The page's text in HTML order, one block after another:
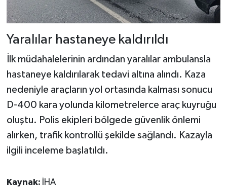
Yaralılar hastaneye kaldırıldı
İlk müdahalelerinin ardından yaralılar ambulansla
hastaneye kaldırılarak tedavi altına alındı. Kaza
nedeniyle araçların yol ortasında kalması sonucu
D-400 kara yolunda kilometrelerce araç kuyruğu
oluştu. Polis ekipleri bölgede güvenlik önlemi
alırken, trafik kontrollü şekilde sağlandı. Kazayla
ilgili inceleme başlatıldı.
Kaynak: İHA